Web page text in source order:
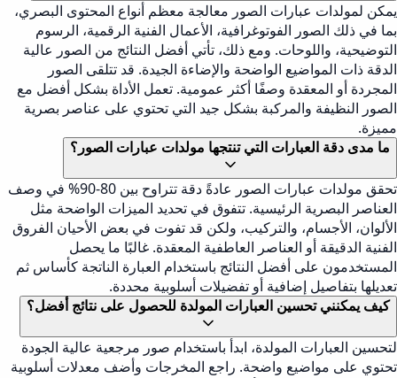
يمكن لمولدات عبارات الصور معالجة معظم أنواع المحتوى البصري،
بما في ذلك الصور الفوتوغرافية، الأعمال الفنية الرقمية، الرسوم
التوضيحية، واللوحات. ومع ذلك، تأتي أفضل النتائج من الصور عالية
الدقة ذات المواضيع الواضحة والإضاءة الجيدة. قد تتلقى الصور
المجردة أو المعقدة وصفًا أكثر عمومية. تعمل الأداة بشكل أفضل مع
الصور النظيفة والمركبة بشكل جيد التي تحتوي على عناصر بصرية
مميزة.
ما مدى دقة العبارات التي تنتجها مولدات عبارات الصور؟
تحقق مولدات عبارات الصور عادةً دقة تتراوح بين 80-90% في وصف
العناصر البصرية الرئيسية. تتفوق في تحديد الميزات الواضحة مثل
الألوان، الأجسام، والتركيب، ولكن قد تفوت في بعض الأحيان الفروق
الفنية الدقيقة أو العناصر العاطفية المعقدة. غالبًا ما يحصل
المستخدمون على أفضل النتائج باستخدام العبارة الناتجة كأساس ثم
تعديلها بتفاصيل إضافية أو تفضيلات أسلوبية محددة.
كيف يمكنني تحسين العبارات المولدة للحصول على نتائج أفضل؟
لتحسين العبارات المولدة، ابدأ باستخدام صور مرجعية عالية الجودة
تحتوي على مواضيع واضحة. راجع المخرجات وأضف معدلات أسلوبية